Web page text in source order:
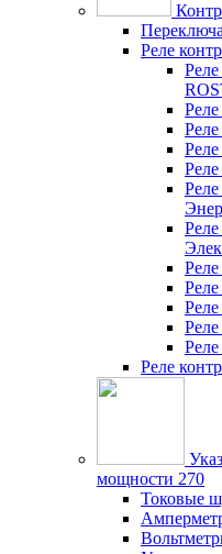
Реле
Реле
мощности 270
Токовые